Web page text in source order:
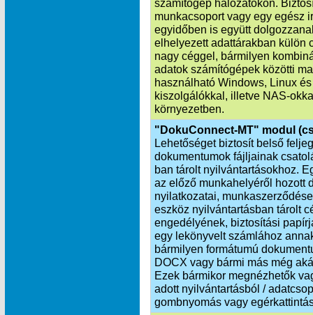
számítógép hálózatokon.
munkacsoport vagy egy egész
egyidőben is együtt
elhelyezett adattárakban külön
nagy céggel, bármilyen
adatok számítógépek közötti
használható Windows, Linux
kiszolgálókkal, illetve NAS-
környezetben.
"DokuConnect-MT" modul
Lehetőséget biztosít belső
dokumentumok fájljainak
ban tárolt nyilvántartásokhoz.
az előző munkahelyéről hozott
nyilatkozatai,
eszköz nyilvántartásban tárolt
engedélyének, biztosítási
egy lekönyvelt számlához
bármilyen formátumú
DOCX vagy bármi más még
Ezek bármikor megnézhetők
adott nyilvántartásból /
gombnyomás vagy